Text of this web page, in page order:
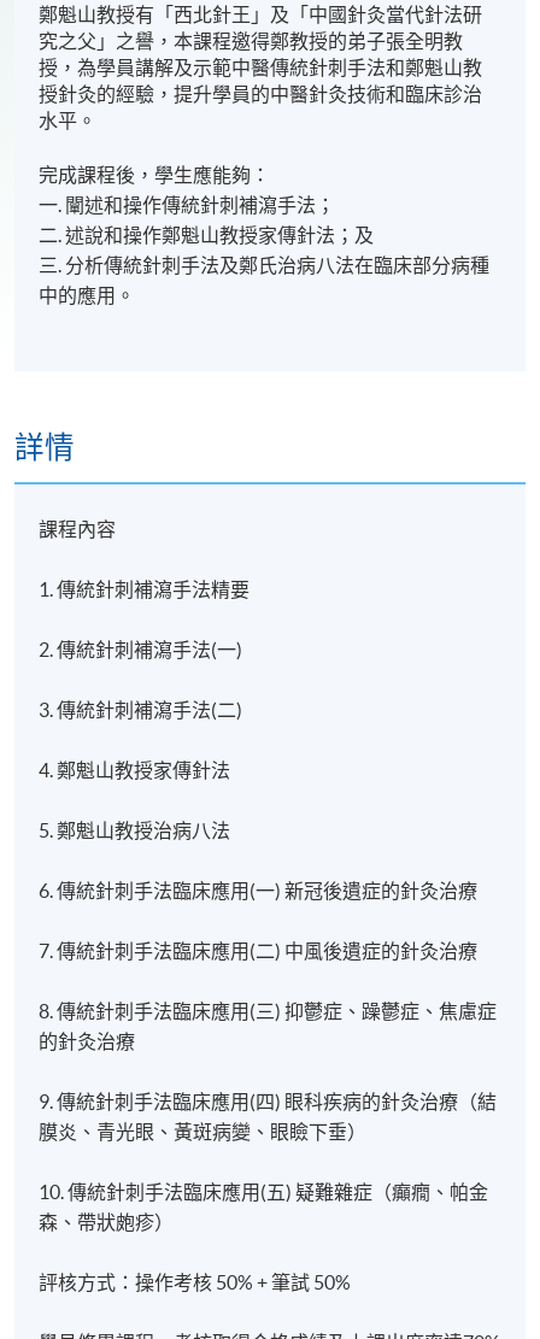
鄭魁山教授有「西北針王」及「中國針灸當代針法研
究之父」之譽，本課程邀得鄭教授的弟子張全明教
授，為學員講解及示範中醫傳統針刺手法和鄭魁山教
授針灸的經驗，提升學員的中醫針灸技術和臨床診治
水平。
完成課程後，學生應能夠：
一. 闡述和操作傳統針刺補瀉手法；
二. 述說和操作鄭魁山教授家傳針法；及
三. 分析傳統針刺手法及鄭氏治病八法在臨床部分病種
中的應用。
詳情
課程內容
1. 傳統針刺補瀉手法精要
2. 傳統針刺補瀉手法(一)
3. 傳統針刺補瀉手法(二)
4. 鄭魁山教授家傳針法
5. 鄭魁山教授治病八法
6. 傳統針刺手法臨床應用(一) 新冠後遺症的針灸治療
7. 傳統針刺手法臨床應用(二) 中風後遺症的針灸治療
8. 傳統針刺手法臨床應用(三) 抑鬱症、躁鬱症、焦慮症
的針灸治療
9. 傳統針刺手法臨床應用(四) 眼科疾病的針灸治療（結
膜炎、青光眼、黃斑病變、眼瞼下垂）
10. 傳統針刺手法臨床應用(五) 疑難雜症（癲癇、帕金
森、帶狀皰疹）
評核方式：操作考核 50% + 筆試 50%